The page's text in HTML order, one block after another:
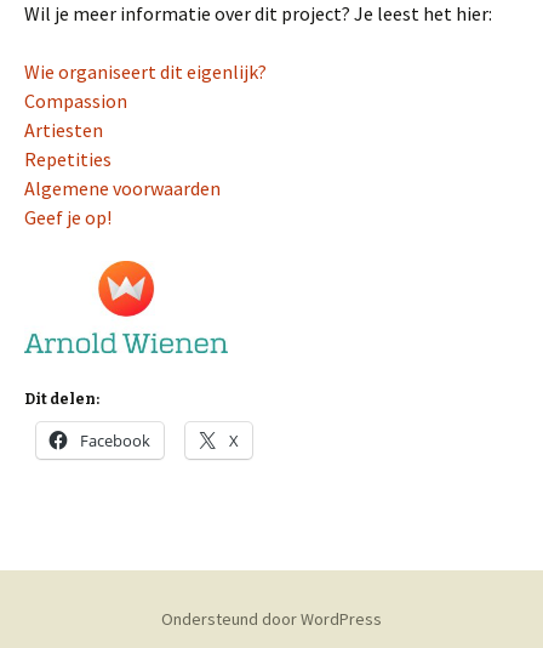
Wil je meer informatie over dit project? Je leest het hier:
Wie organiseert dit eigenlijk?
Compassion
Artiesten
Repetities
Algemene voorwaarden
Geef je op!
Dit delen:
Facebook X
Ondersteund door WordPress